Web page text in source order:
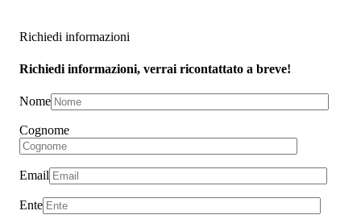
Richiedi informazioni
Richiedi informazioni, verrai ricontattato a breve!
Nome
Cognome
Email
Ente